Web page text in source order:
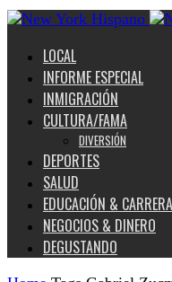
LOCAL
INFORME ESPECIAL
INMIGRACIÓN
CULTURA/FAMA
DIVERSIÓN
DEPORTES
SALUD
EDUCACIÓN &
NEGOCIOS & DINERO
DEGUSTANDO